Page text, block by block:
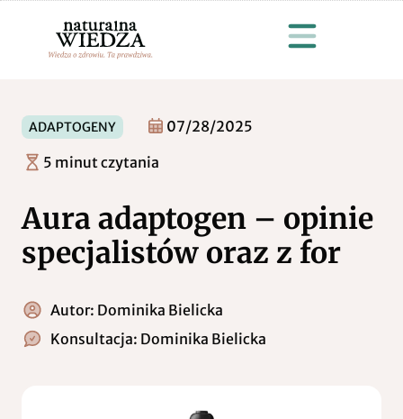
ADAPTOGENY
07/28/2025
5 minut czytania
Aura adaptogen – opinie
specjalistów oraz z for
Autor: Dominika Bielicka
Konsultacja: Dominika Bielicka